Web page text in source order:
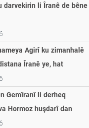
darvekirin li Îranê de bêne
Agirî ku zimanhalê
Îranê ye, hat
Gemîranî li derheq
Hormoz huşdarî dan